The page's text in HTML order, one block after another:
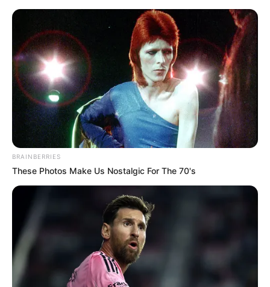
HOME
INSPIRASI
STYLE
FILM &
SERIES
NGAKAK
QUOTES
HYPE
MORE
BRAINBERRIES
These Photos Make Us Nostalgic For The 70's